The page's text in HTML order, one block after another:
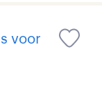
voor